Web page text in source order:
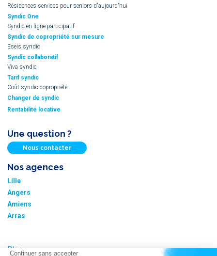
Résidences services pour seniors d'aujourd'hui
Syndic One
Syndic en ligne participatif
Syndic de copropriété sur mesure
Eseis syndic
Syndic collaboratif
Viva syndic
Tarif syndic
Coût syndic copropriété
Changer de syndic
Rentabilité locative
Une question ?
Nous contacter
Nos agences
Lille
Angers
Amiens
Arras
Blog